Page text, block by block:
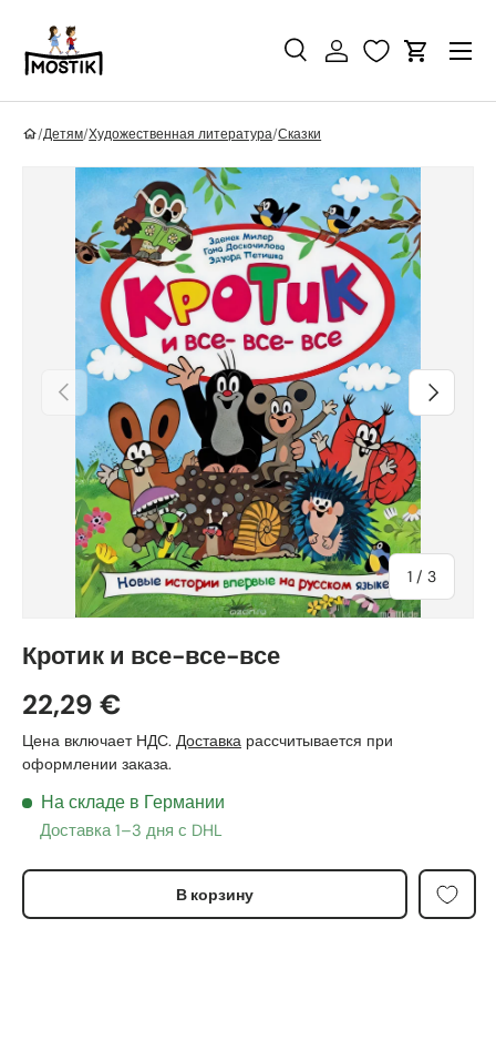
Перейти к контенту
Поиск
ПоискВойти Корзина
/Детям/Художественная литература/Сказки
Перейти к информации о продукте
Назад
1 / из
3
Вперед
Кротик и все-все-все
22,29 €
Цена включает НДС. Доставка рассчитывается при
оформлении заказа.
На складе в Германии
Доставка 1–3 дня с DHL
В корзину